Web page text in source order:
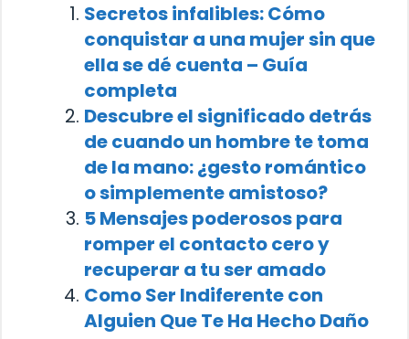
Secretos infalibles: Cómo
conquistar a una mujer sin que
ella se dé cuenta – Guía
completa
Descubre el significado detrás
de cuando un hombre te toma
de la mano: ¿gesto romántico
o simplemente amistoso?
5 Mensajes poderosos para
romper el contacto cero y
recuperar a tu ser amado
Como Ser Indiferente con
Alguien Que Te Ha Hecho Daño